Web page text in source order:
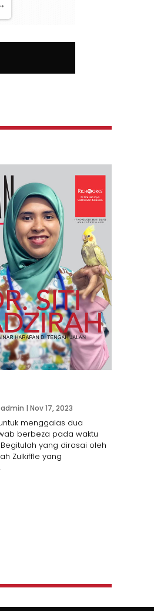
| Nov 17, 2023
menggalas dua
berbeza pada waktu
yang dirasai oleh
Zulkiffle yang